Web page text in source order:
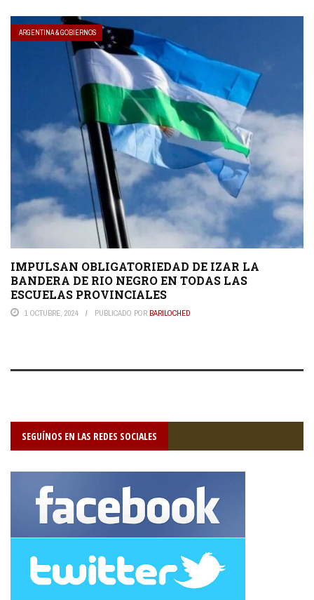
ARGENTINA & GOBIERNOS
IMPULSAN OBLIGATORIEDAD DE IZAR LA
BANDERA DE RIO NEGRO EN TODAS LAS
ESCUELAS PROVINCIALES
1 OCTUBRE, 2024 PUBLICADO POR BARILOCHED
SEGUÍNOS EN LAS REDES SOCIALES